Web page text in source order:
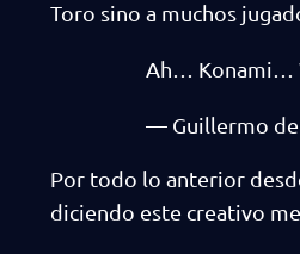
Toro sino a muchos
Ah… Konami…
— Guillermo del
Por todo lo anterior
diciendo este creativo